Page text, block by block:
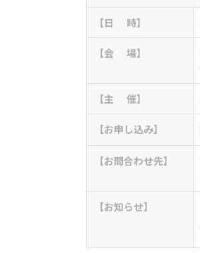
【日 時】
【会 場】
【主 催】
【お申し込み】
【お問合わせ先】
【お知らせ】